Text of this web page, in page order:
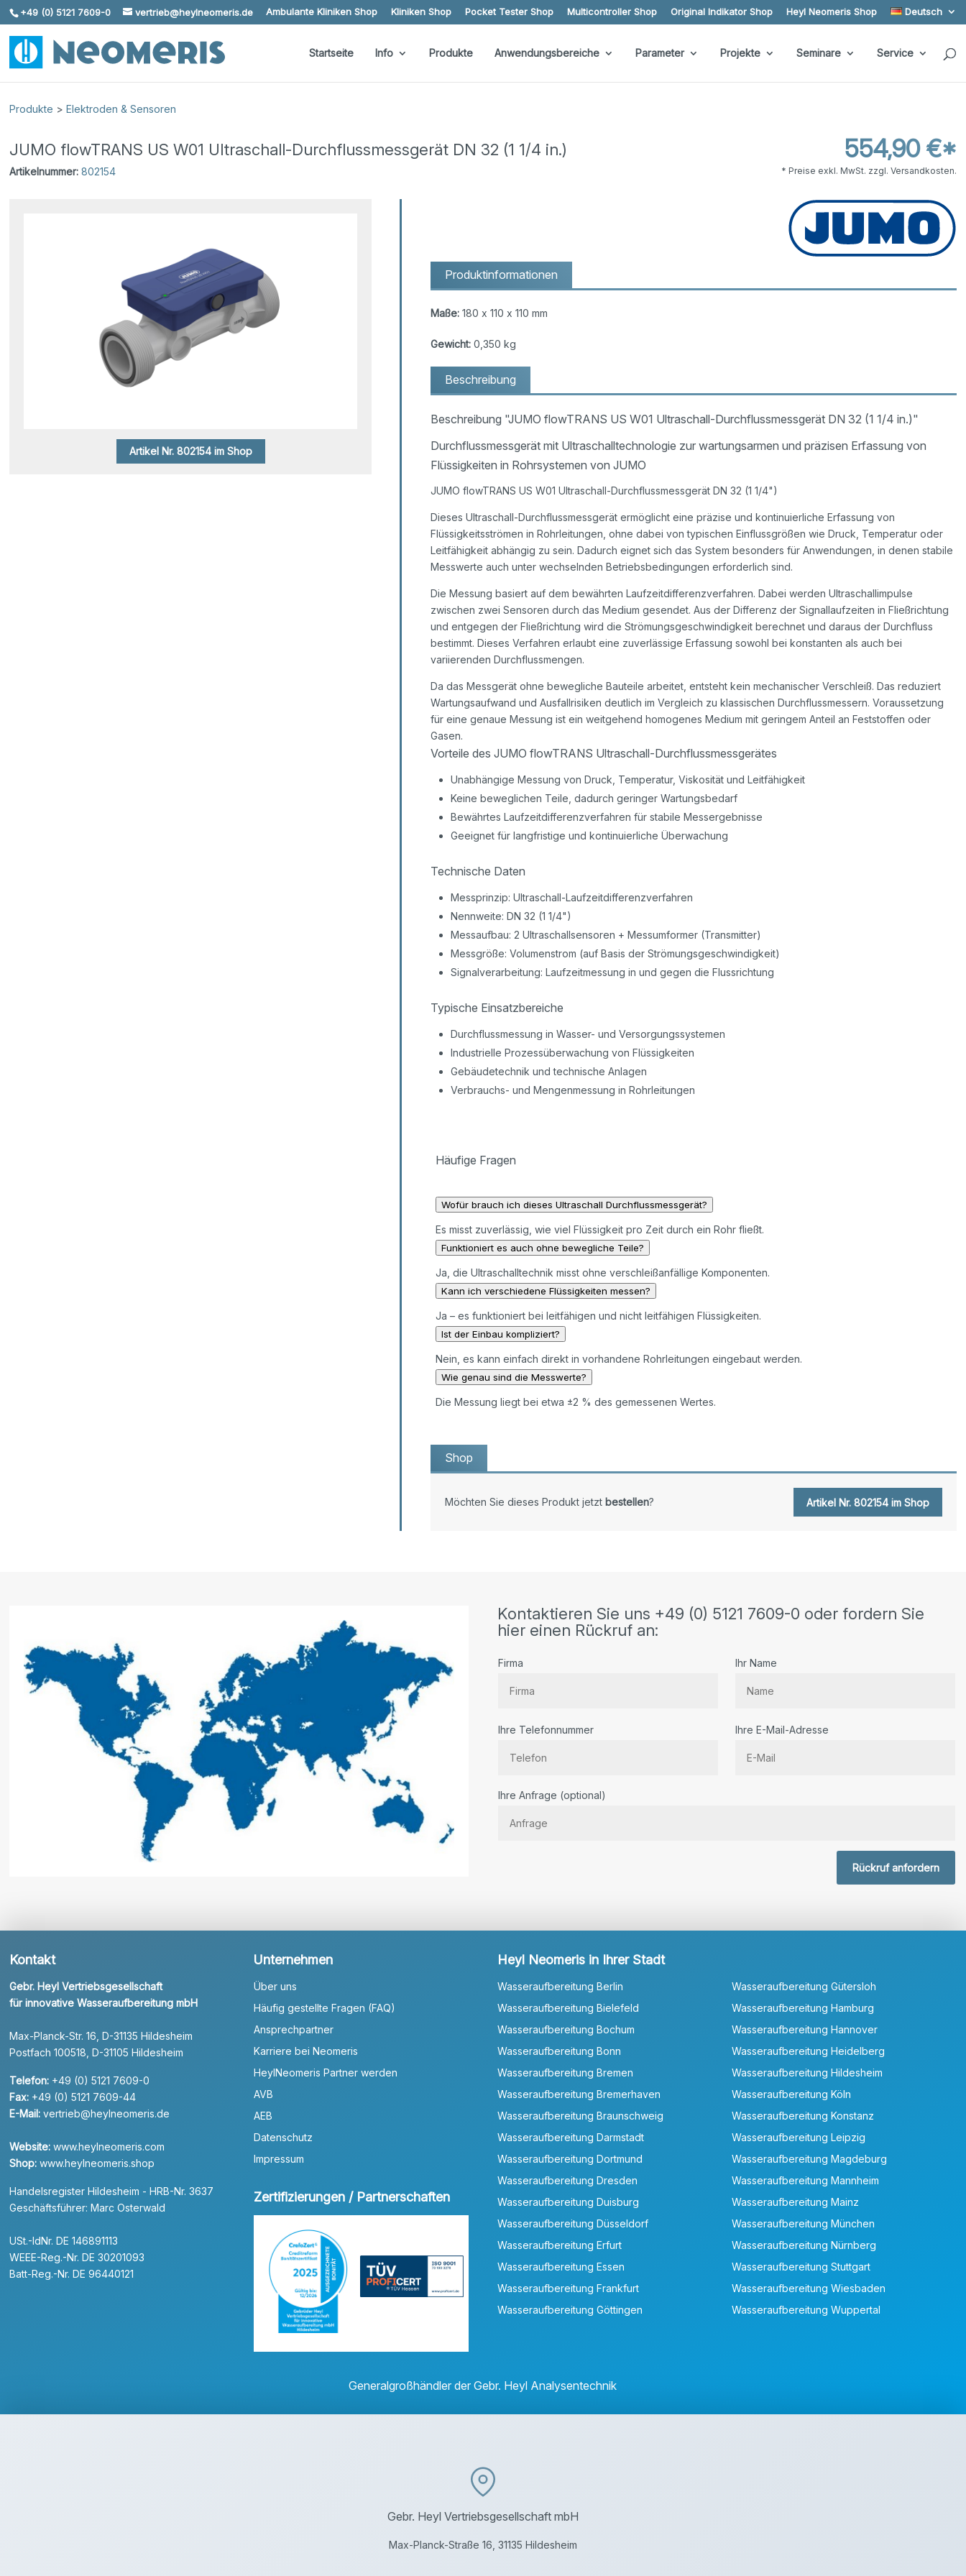
Skip To Content
+49 (0) 5121 7609-0 vertrieb@heylneomeris.de Ambulante Kliniken Shop Kliniken Shop Pocket Tester Shop Multicontroller Shop Original Indikator Shop Heyl Neomeris Shop Deutsch
Startseite Info Produkte Anwendungsbereiche Parameter Projekte Seminare Service
Produkte >Elektroden & Sensoren
JUMO flowTRANS US W01 Ultraschall-Durchflussmessgerät DN 32 (1 1/4 in.)
Artikelnummer: 802154
554,90 €*
* Preise exkl. MwSt. zzgl. Versandkosten.
Artikel Nr. 802154 im Shop
Produktinformationen
Maße:180 x 110 x 110 mm
Gewicht:0,350 kg
Beschreibung
Beschreibung "JUMO flowTRANS US W01 Ultraschall-Durchflussmessgerät DN 32 (1 1/4 in.)"
Durchflussmessgerät mit Ultraschalltechnologie zur wartungsarmen und präzisen Erfassung von
Flüssigkeiten in Rohrsystemen von JUMO
JUMO flowTRANS US W01 Ultraschall-Durchflussmessgerät DN 32 (1 1/4")
Dieses Ultraschall-Durchflussmessgerät ermöglicht eine präzise und kontinuierliche Erfassung von
Flüssigkeitsströmen in Rohrleitungen, ohne dabei von typischen Einflussgrößen wie Druck, Temperatur oder
Leitfähigkeit abhängig zu sein. Dadurch eignet sich das System besonders für Anwendungen, in denen stabile
Messwerte auch unter wechselnden Betriebsbedingungen erforderlich sind.
Die Messung basiert auf dem bewährten Laufzeitdifferenzverfahren. Dabei werden Ultraschallimpulse
zwischen zwei Sensoren durch das Medium gesendet. Aus der Differenz der Signallaufzeiten in Fließrichtung
und entgegen der Fließrichtung wird die Strömungsgeschwindigkeit berechnet und daraus der Durchfluss
bestimmt. Dieses Verfahren erlaubt eine zuverlässige Erfassung sowohl bei konstanten als auch bei
variierenden Durchflussmengen.
Da das Messgerät ohne bewegliche Bauteile arbeitet, entsteht kein mechanischer Verschleiß. Das reduziert
Wartungsaufwand und Ausfallrisiken deutlich im Vergleich zu klassischen Durchflussmessern. Voraussetzung
für eine genaue Messung ist ein weitgehend homogenes Medium mit geringem Anteil an Feststoffen oder
Gasen.
Vorteile des JUMO flowTRANS Ultraschall-Durchflussmessgerätes
Unabhängige Messung von Druck, Temperatur, Viskosität und Leitfähigkeit
Keine beweglichen Teile, dadurch geringer Wartungsbedarf
Bewährtes Laufzeitdifferenzverfahren für stabile Messergebnisse
Geeignet für langfristige und kontinuierliche Überwachung
Technische Daten
Messprinzip: Ultraschall-Laufzeitdifferenzverfahren
Nennweite: DN 32 (1 1/4")
Messaufbau: 2 Ultraschallsensoren + Messumformer (Transmitter)
Messgröße: Volumenstrom (auf Basis der Strömungsgeschwindigkeit)
Signalverarbeitung: Laufzeitmessung in und gegen die Flussrichtung
Typische Einsatzbereiche
Durchflussmessung in Wasser- und Versorgungssystemen
Industrielle Prozessüberwachung von Flüssigkeiten
Gebäudetechnik und technische Anlagen
Verbrauchs- und Mengenmessung in Rohrleitungen
Häufige Fragen
Wofür brauch ich dieses Ultraschall Durchflussmessgerät?
Es misst zuverlässig, wie viel Flüssigkeit pro Zeit durch ein Rohr fließt.
Funktioniert es auch ohne bewegliche Teile?
Ja, die Ultraschalltechnik misst ohne verschleißanfällige Komponenten.
Kann ich verschiedene Flüssigkeiten messen?
Ja – es funktioniert bei leitfähigen und nicht leitfähigen Flüssigkeiten.
Ist der Einbau kompliziert?
Nein, es kann einfach direkt in vorhandene Rohrleitungen eingebaut werden.
Wie genau sind die Messwerte?
Die Messung liegt bei etwa ±2 % des gemessenen Wertes.
Shop
Möchten Sie dieses Produkt jetzt bestellen? Artikel Nr. 802154 im Shop
Kontaktieren Sie uns +49 (0) 5121 7609-0 oder fordern Sie
hier einen Rückruf an:
Firma Ihr Name
Ihre Telefonnummer Ihre E-Mail-Adresse
Ihre Anfrage (optional)
Rückruf anfordern
Kontakt
Gebr. Heyl Vertriebsgesellschaft
für innovative Wasseraufbereitung mbH
Max-Planck-Str. 16, D-31135 Hildesheim
Postfach 100518, D-31105 Hildesheim
Telefon: +49 (0) 5121 7609-0
Fax: +49 (0) 5121 7609-44
E-Mail: vertrieb@heylneomeris.de
Website: www.heylneomeris.com
Shop: www.heylneomeris.shop
Handelsregister Hildesheim - HRB-Nr. 3637
Geschäftsführer: Marc Osterwald
USt.-IdNr. DE 146891113
WEEE-Reg.-Nr. DE 30201093
Batt-Reg.-Nr. DE 96440121
Unternehmen
Über uns
Häufig gestellte Fragen (FAQ)
Ansprechpartner
Karriere bei Neomeris
HeylNeomeris Partner werden
AVB
AEB
Datenschutz
Impressum
Zertifizierungen / Partnerschaften
Heyl Neomeris in Ihrer Stadt
Wasseraufbereitung Berlin
Wasseraufbereitung Bielefeld
Wasseraufbereitung Bochum
Wasseraufbereitung Bonn
Wasseraufbereitung Bremen
Wasseraufbereitung Bremerhaven
Wasseraufbereitung Braunschweig
Wasseraufbereitung Darmstadt
Wasseraufbereitung Dortmund
Wasseraufbereitung Dresden
Wasseraufbereitung Duisburg
Wasseraufbereitung Düsseldorf
Wasseraufbereitung Erfurt
Wasseraufbereitung Essen
Wasseraufbereitung Frankfurt
Wasseraufbereitung Göttingen
Wasseraufbereitung Gütersloh
Wasseraufbereitung Hamburg
Wasseraufbereitung Hannover
Wasseraufbereitung Heidelberg
Wasseraufbereitung Hildesheim
Wasseraufbereitung Köln
Wasseraufbereitung Konstanz
Wasseraufbereitung Leipzig
Wasseraufbereitung Magdeburg
Wasseraufbereitung Mannheim
Wasseraufbereitung Mainz
Wasseraufbereitung München
Wasseraufbereitung Nürnberg
Wasseraufbereitung Stuttgart
Wasseraufbereitung Wiesbaden
Wasseraufbereitung Wuppertal
Generalgroßhändler der Gebr. Heyl Analysentechnik
Gebr. Heyl Vertriebsgesellschaft mbH
Max-Planck-Straße 16, 31135 Hildesheim